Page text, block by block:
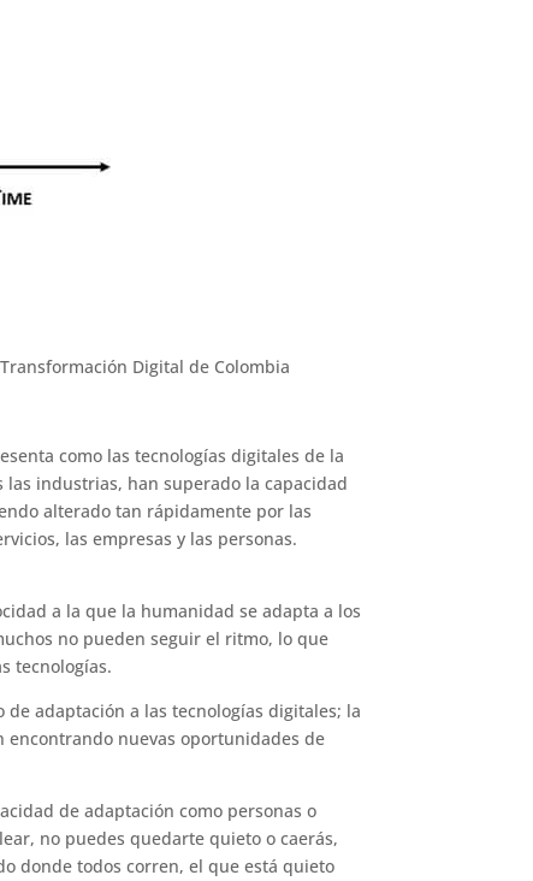
Digital de Colombia
como las tecnologías digitales de la
las industrias, han superado la capacidad
alterado tan rápidamente por las
las empresas y las personas.
a la que la humanidad se adapta a los
no pueden seguir el ritmo, lo que
tecnologías.
adaptación a las tecnologías digitales; la
encontrando nuevas oportunidades de
de adaptación como personas o
no puedes quedarte quieto o caerás,
donde todos corren, el que está quieto